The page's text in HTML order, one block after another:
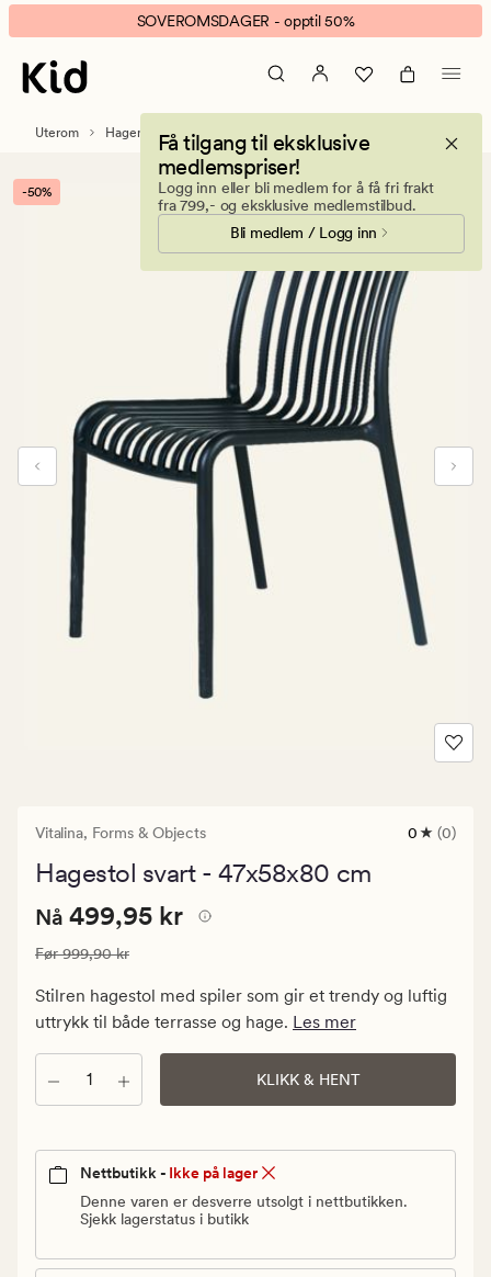
Vitalina
hagestol
svart
banner.
Klikk
ESCAPE
pause.
SOVEROMSDAGER - opptil 50%
Få tilgang til eksklusive
medlemspriser!
Logg inn eller bli medlem for å få fri frakt
fra 799,- og eksklusive medlemstilbud.
Bli medlem / Logg inn
Uterom Hagemøbler Hagestoler
-50%
Vitalina, Forms & Objects
0
0 (0)
Hagestol svart - 47x58x80 cm
Nåværende
499,95
kr.
Vanlig
Nåværende pris
Nå 499,95 kr
Vanlig pris 999,90 kr
Før999,90 kr
Stilren hagestol med spiler som gir et trendy og luftig
uttrykk til både terrasse og hage. Les mer
Antall KLIKK & HENT
Nettbutikk - Ikke på lager
Denne varen er desverre utsolgt i nettbutikken.
Sjekk lagerstatus i butikk